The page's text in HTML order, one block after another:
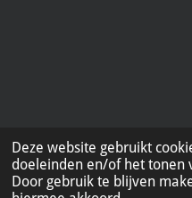
Deze website gebruikt
doeleinden en/of het tonen
Door gebruik te blijven